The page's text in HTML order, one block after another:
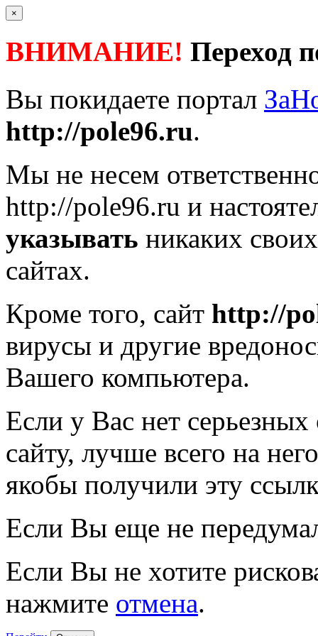
×
ВНИМАНИЕ! Переход
Вы покидаете портал
http://pole96.ru.
Мы не несем
http://pole96.ru и
указывать никаких
сайтах.
Кроме того, сайт http://
вирусы и другие
Вашего компьютера.
Если у Вас нет
сайту, лучше всего на
якобы получили эту
Если Вы еще не
Если Вы не хотите
нажмите отмена.